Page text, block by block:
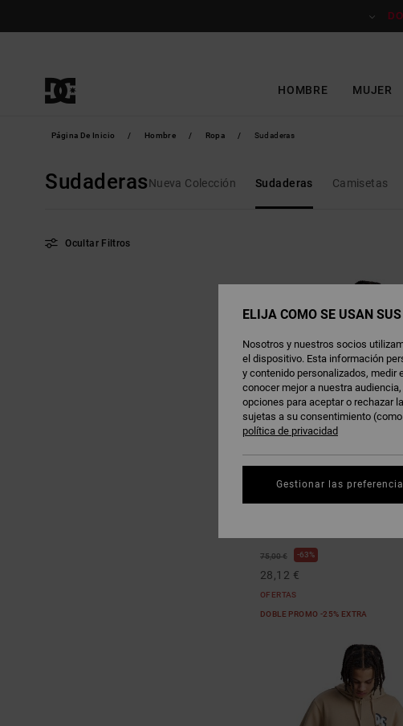
HOMBRE MUJER
Página De Inicio Hombre Ropa Sudaderas
SudaderasNueva Colección Sudaderas Camisetas
Ocultar Filtros
búsqueda
1
75,00 € 63%
28,12 €
OFERTAS
DOBLE PROMO -25% EXTRA
ELIJA CÓMO SE USAN
Nosotros y nuestros socios
el dispositivo. Esta información
y contenido personalizados, medir
conocer mejor a nuestra
opciones para aceptar o rechazar
sujetas a su consentimiento
política de privacidad
Gestionar las